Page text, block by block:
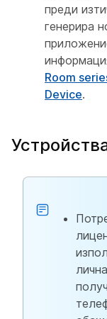
преди
генерира
Room
Device.